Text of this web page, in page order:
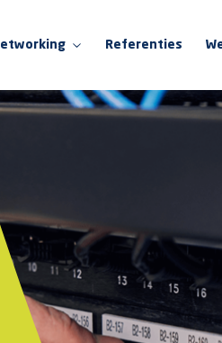
Firewall
Network Access Control
Network Insight
Referenties